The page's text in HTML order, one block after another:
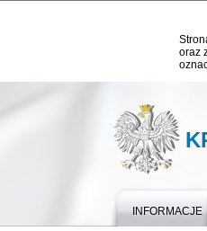
oraz
INFORMACJE